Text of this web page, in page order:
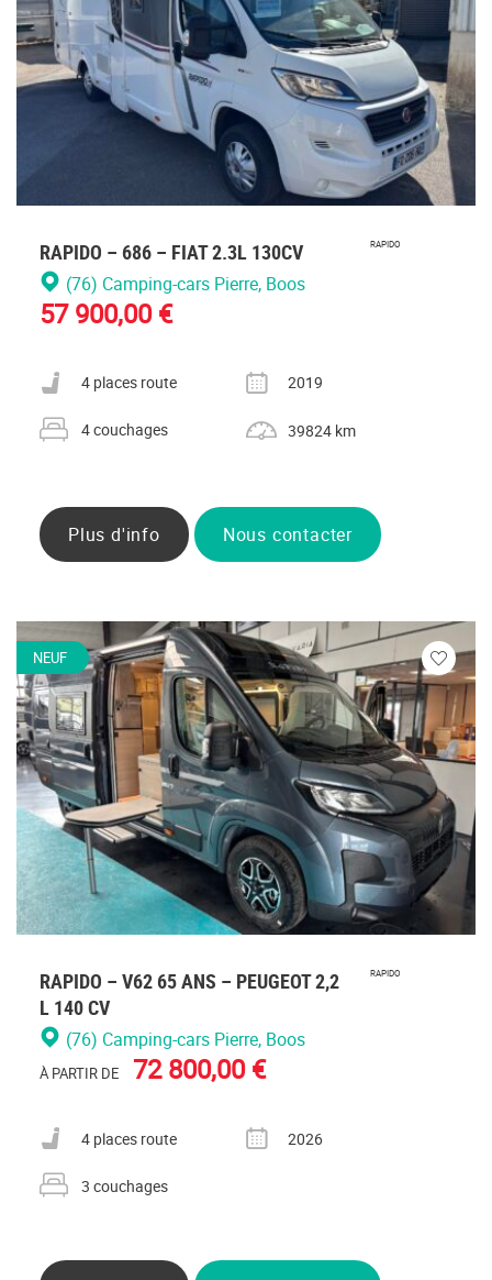
RAPIDO – 686 – FIAT 2.3L 130CV RAPIDO
(76) Camping-cars Pierre, Boos
57 900,00 €
Nombre de places carte grise
4 places route
Année
2019
Nombre de couchages
4 couchages 39824 km
Plus d'info Nous contacter
NEUF
Veuillez
vous
RAPIDO – V62 65 ANS – PEUGEOT 2,2
L 140 CV
RAPIDO
(76) Camping-cars Pierre, Boos
À PARTIR DE 72 800,00 €
Nombre de places carte grise
4 places route
Année
2026
Nombre de couchages
3 couchages